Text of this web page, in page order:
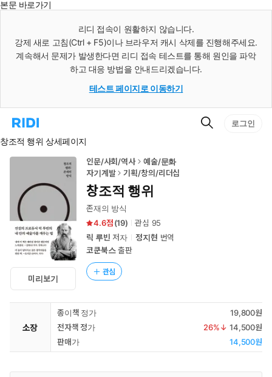
본문 바로가기
리디 접속이 원활하지 않습니다.
강제 새로 고침(Ctrl + F5)이나 브라우저 캐시 삭제를 진행해주세요.
계속해서 문제가 발생한다면 리디 접속 테스트를 통해 원인을 파악
하고 대응 방법을 안내드리겠습니다.
테스트 페이지로 이동하기
리
홈
로
검
로그인
창조적 행위 상세페이지
미리보기
인문/사회/역사
예술/문화
자기계발
기획/창의/리더십
창조적 행위
존재의 방식
4.6
(19) 관심 95
릭 루빈 저자 정지현 번역
코쿤북스출판
관심
소장
종이책 정가
19,800원
전자책 정가
26%↓ 14,500원
판매가
14,500원